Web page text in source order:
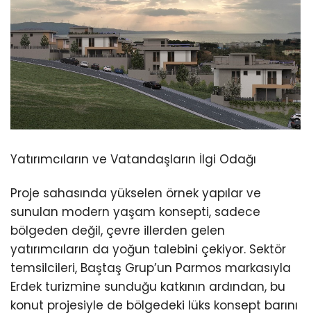
Yatırımcıların ve Vatandaşların İlgi Odağı
Proje sahasında yükselen örnek yapılar ve
sunulan modern yaşam konsepti, sadece
bölgeden değil, çevre illerden gelen
yatırımcıların da yoğun talebini çekiyor. Sektör
temsilcileri, Baştaş Grup’un Parmos markasıyla
Erdek turizmine sunduğu katkının ardından, bu
konut projesiyle de bölgedeki lüks konsept barını